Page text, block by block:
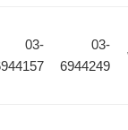
03-
6944249
03-
6944157